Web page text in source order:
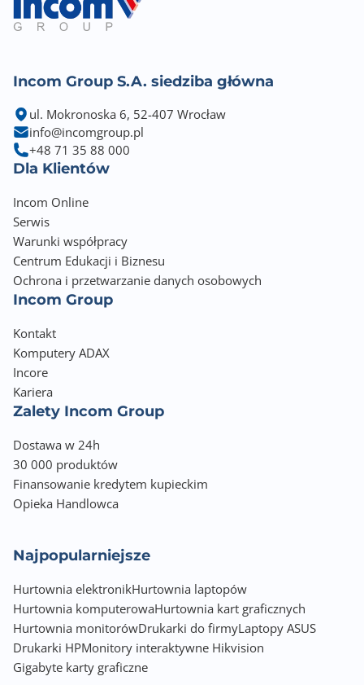
Incom Group S.A. siedziba główna
ul. Mokronoska 6, 52-407 Wrocław
info@incomgroup.pl
+48 71 35 88 000
Dla Klientów
Incom Online
Serwis
Warunki współpracy
Centrum Edukacji i Biznesu
Ochrona i przetwarzanie danych osobowych
Incom Group
Kontakt
Komputery ADAX
Incore
Kariera
Zalety Incom Group
Dostawa w 24h
30 000 produktów
Finansowanie kredytem kupieckim
Opieka Handlowca
Najpopularniejsze
Hurtownia elektronikHurtownia laptopów
Hurtownia komputerowaHurtownia kart graficznych
Hurtownia monitorówDrukarki do firmyLaptopy ASUS
Drukarki HPMonitory interaktywne Hikvision
Gigabyte karty graficzne